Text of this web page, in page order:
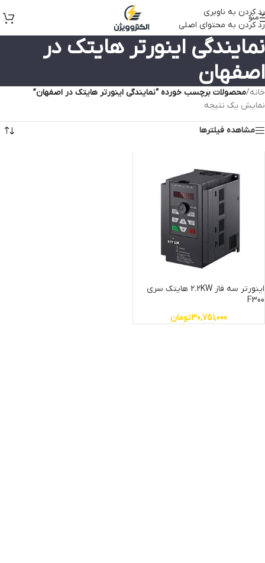
رد کردن به ناوبری
رد کردن به محتوای اصلی
منو
نمایندگی اینورتر هایتک در
اصفهان
خانه/محصولات برچسب خورده “نمایندگی اینورتر هایتک در اصفهان”
نمایش یک نتیجه
مشاهده فیلترها
اینورتر سه فاز 2.2KW هایتک سری
F300
30,751,000تومان